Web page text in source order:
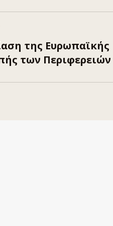
της Ευρωπαϊκής
των Περιφερειών